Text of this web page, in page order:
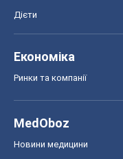
Дієти
Економіка
Ринки та компанії
MedOboz
Новини медицини